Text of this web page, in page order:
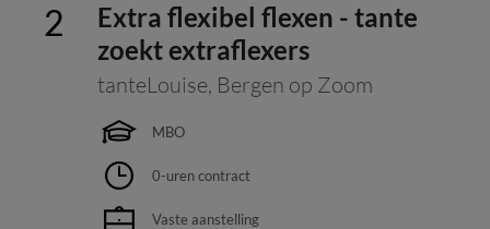
Extra flexibel flexen - tante
zoekt extraflexers
tanteLouise, Bergen op Zoom
MBO
0-uren contract
Vaste aanstelling